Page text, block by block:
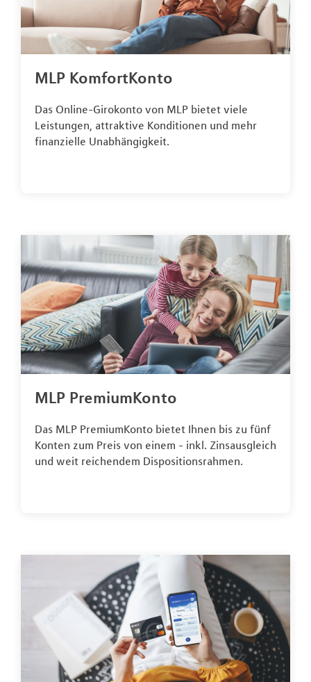
MLP KomfortKonto
Das Online-Girokonto von MLP bietet viele
Leistungen, attraktive Konditionen und mehr
finanzielle Unabhängigkeit.
MLP PremiumKonto
Das MLP PremiumKonto bietet Ihnen bis zu fünf
Konten zum Preis von einem - inkl. Zinsausgleich
und weit reichendem Dispositionsrahmen.